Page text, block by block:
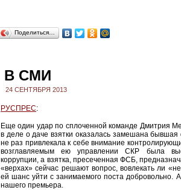
Поделиться…
В СМИ
24 СЕНТЯБРЯ 2013
РУСПРЕС:
Еще один удар по сплоченной команде Дмитрия
в деле о даче взятки оказалась замешана
не раз привлекала к себе внимание
возглавляемым ею управлении СКР была
коррупции, а взятка, пресеченная ФСБ,
«верхах» сейчас решают вопрос, вовлекать ли
ей шанс уйти с занимаемого поста добровольно.
нашего премьера.